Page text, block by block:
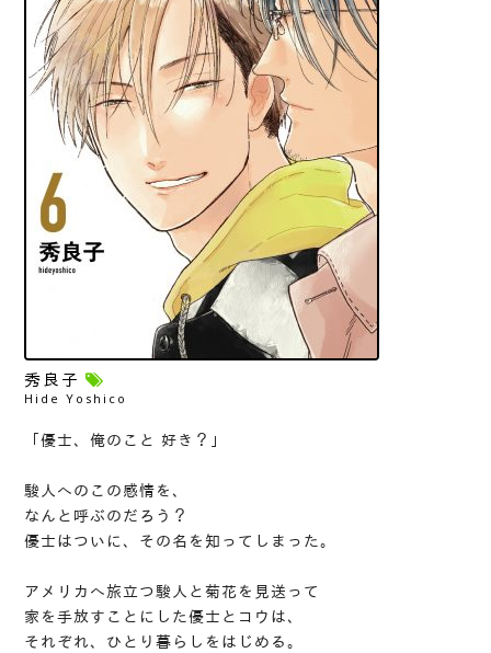
秀良子
Hide Yoshico
「優士、俺のこと 好き？」
駿人へのこの感情を、
なんと呼ぶのだろう？
優士はついに、その名を知ってしまった。
アメリカへ旅立つ駿人と菊花を見送って
家を手放すことにした優士とコウは、
それぞれ、ひとり暮らしをはじめる。